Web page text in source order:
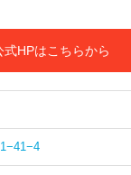
式HPはこちらから
1−41−4